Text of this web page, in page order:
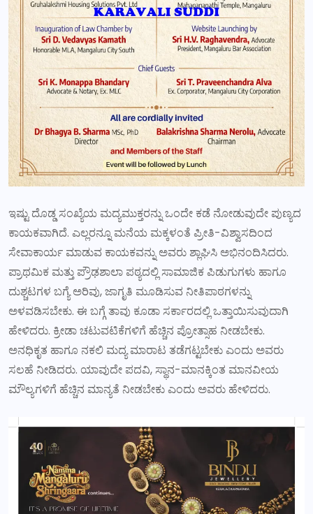
ಇಷ್ಟು ದೊಡ್ಡ ಸಂಖ್ಯೆಯ ಮದ್ಯಮುಕ್ತರನ್ನು ಒಂದೇ ಕಡೆ ನೋಡುವುದೇ ಪುಣ್ಯದ
ಕಾಯಕವಾಗಿದೆ. ಎಲ್ಲರನ್ನೂ ಮನೆಯ ಮಕ್ಕಳಂತೆ ಪ್ರೀತಿ-ವಿಶ್ವಾಸದಿಂದ
ಸೇವಾಕಾರ್ಯ ಮಾಡುವ ಕಾಯಕವನ್ನು ಅವರು ಶ್ಲಾಘಿಸಿ ಅಭಿನಂದಿಸಿದರು.
ಪ್ರಾಥಮಿಕ ಮತ್ತು ಪ್ರೌಢಶಾಲಾ ಪಠ್ಯದಲ್ಲಿ ಸಾಮಾಜಿಕ ಪಿಡುಗುಗಳು ಹಾಗೂ
ದುಶ್ಚಟಗಳ ಬಗ್ಯೆ ಅರಿವು, ಜಾಗೃತಿ ಮೂಡಿಸುವ ನೀತಿಪಾಠಗಳನ್ನು
ಅಳವಡಿಸಬೇಕು. ಈ ಬಗ್ಗೆ ತಾವು ಕೂಡಾ ಸರ್ಕಾರದಲ್ಲಿ ಒತ್ತಾಯಿಸುವುದಾಗಿ
ಹೇಳಿದರು. ಕ್ರೀಡಾ ಚಟುವಟಿಕೆಗಳಿಗೆ ಹೆಚ್ಚಿನ ಪ್ರೋತ್ಸಾಹ ನೀಡಬೇಕು.
ಅನಧಿಕೃತ ಹಾಗೂ ನಕಲಿ ಮದ್ಯ ಮಾರಾಟ ತಡೆಗಟ್ಟಬೇಕು ಎಂದು ಅವರು
ಸಲಹೆ ನೀಡಿದರು. ಯಾವುದೇ ಪದವಿ, ಸ್ಥಾನ-ಮಾನಕ್ಕಿಂತ ಮಾನವೀಯ
ಮೌಲ್ಯಗಳಿಗೆ ಹೆಚ್ಚಿನ ಮಾನ್ಯತೆ ನೀಡಬೇಕು ಎಂದು ಅವರು ಹೇಳಿದರು.